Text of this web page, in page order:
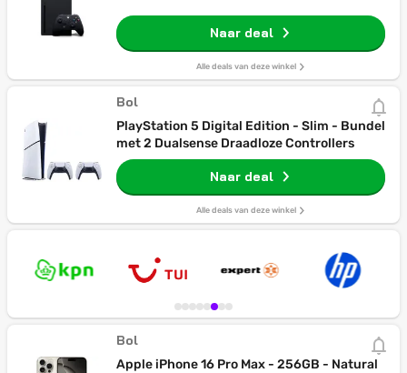
Naar deal
Alle deals van deze winkel
Bol
PlayStation 5 Digital Edition - Slim - Bundel
met 2 Dualsense Draadloze Controllers
Naar deal
Alle deals van deze winkel
Bol
Apple iPhone 16 Pro Max - 256GB - Natural